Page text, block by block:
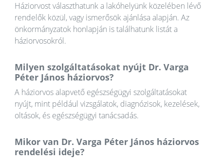
Háziorvost választhatunk a lakóhelyünk közelében lévő
rendelők közül, vagy ismerősök ajánlása alapján. Az
önkormányzatok honlapján is találhatunk listát a
háziorvosokról.
Milyen szolgáltatásokat nyújt Dr. Varga
Péter János háziorvos?
A háziorvos alapvető egészségügyi szolgáltatásokat
nyújt, mint például vizsgálatok, diagnózisok, kezelések,
oltások, és egészségügyi tanácsadás.
Mikor van Dr. Varga Péter János háziorvos
rendelési ideje?